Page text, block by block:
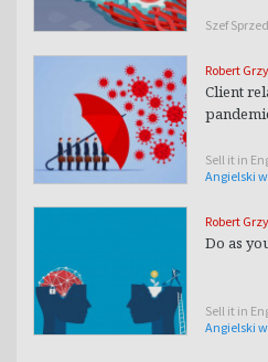
Szef
Robert
Client
Sell it in
Angielski
Robert
Do as
Sell it in
Angielski